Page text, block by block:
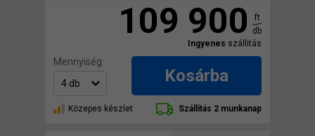
109 900
ft
db
Ingyenes szállitás
Mennyiség:
Kosárba
Közepes készlet Szállítás 2 munkanap